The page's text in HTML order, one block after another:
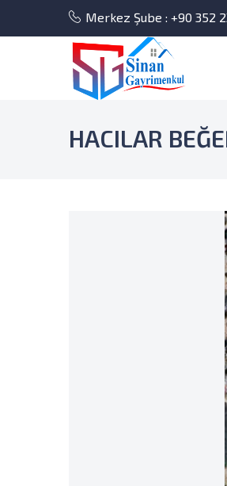
Merkez Şube : +90 352
HACILAR